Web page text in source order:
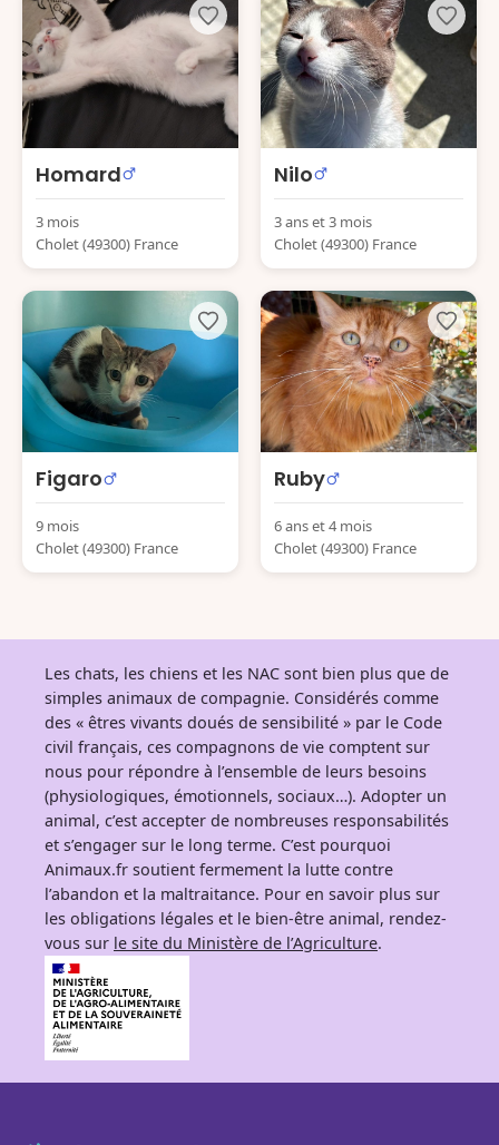
Homard
3 mois
Cholet (49300) France
Nilo
3 ans et 3 mois
Cholet (49300) France
Figaro
9 mois
Cholet (49300) France
Ruby
6 ans et 4 mois
Cholet (49300) France
Les chats, les chiens et les NAC sont bien plus que de
simples animaux de compagnie. Considérés comme
des « êtres vivants doués de sensibilité » par le Code
civil français, ces compagnons de vie comptent sur
nous pour répondre à l’ensemble de leurs besoins
(physiologiques, émotionnels, sociaux…). Adopter un
animal, c’est accepter de nombreuses responsabilités
et s’engager sur le long terme. C’est pourquoi
Animaux.fr soutient fermement la lutte contre
l’abandon et la maltraitance. Pour en savoir plus sur
les obligations légales et le bien-être animal, rendez-
vous sur le site du Ministère de l’Agriculture.